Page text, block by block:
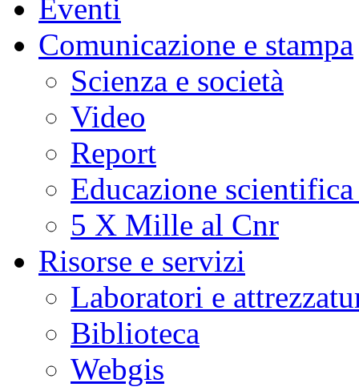
Eventi
Comunicazione e stampa
Scienza e società
Video
Report
Educazione
5 X Mille al Cnr
Risorse e servizi
Laboratori e
Biblioteca
Webgis